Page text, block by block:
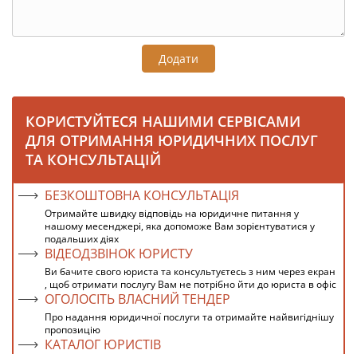
Додати
КОРИСТУЙТЕСЯ НАШИМИ СЕРВІСАМИ
ДЛЯ ОТРИМАННЯ ЮРИДИЧНИХ ПОСЛУГ
ТА КОНСУЛЬТАЦІЙ
БЕЗКОШТОВНА КОНСУЛЬТАЦІЯ
Отримайте швидку відповідь на юридичне питання у
нашому месенджері, яка допоможе Вам зорієнтуватися у
подальших діях
ВІДЕОДЗВІНОК ЮРИСТУ
Ви бачите свого юриста та консультуєтесь з ним через екран
, щоб отримати послугу Вам не потрібно йти до юриста в офіс
ОГОЛОСІТЬ ВЛАСНИЙ ТЕНДЕР
Про надання юридичної послуги та отримайте найвигіднішу
пропозицію
КАТАЛОГ ЮРИСТІВ